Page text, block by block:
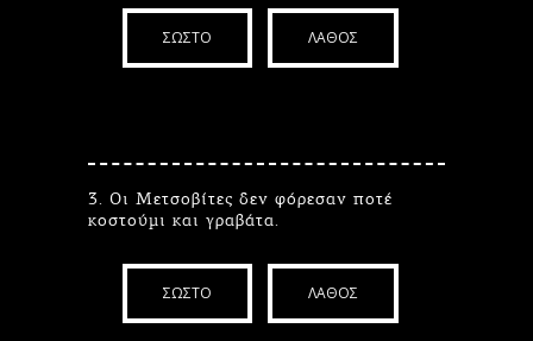
ΣΩΣΤΟ ΛΑΘΟΣ
3. Οι Μετσοβίτες δεν φόρεσαν ποτέ
κοστούμι και γραβάτα.
ΣΩΣΤΟ ΛΑΘΟΣ